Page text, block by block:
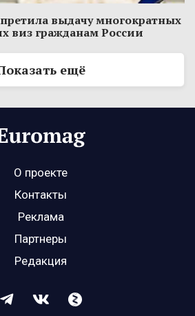
выдачу многократных
виз гражданам России
ещё
О проекте
Контакты
Реклама
Партнеры
Редакция